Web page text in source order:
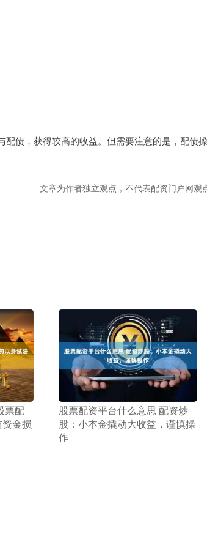
债，获得较高的收益。但需要注意的是，配债
文章为作者独立观点，不代表配资门户网观
票配
金损
​股票配资平台什么意思 配资炒
股：小本金撬动大收益，谨慎操
作